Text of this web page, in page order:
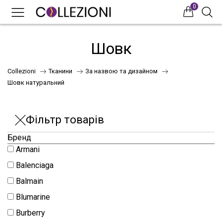
0
НОВИНКИ
Шовк
Collezioni Тканини
За назвою та дизайном
Шовк натуральний
Фільтр товарів
Бренд
Armani
Balenciaga
Balmain
Blumarine
Burberry